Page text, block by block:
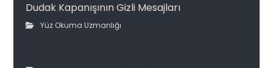
Dudak Kapanışının Gizli Mesajları
Yüz Okuma Uzmanlığı